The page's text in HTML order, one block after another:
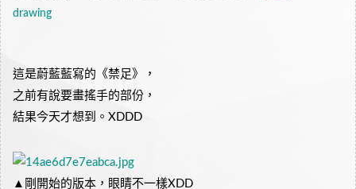
drawing
這是蔚藍藍寫的《禁足》，
之前有說要畫搖手的部份，
結果今天才想到。XDDD
▲剛開始的版本，眼睛不一樣XDD